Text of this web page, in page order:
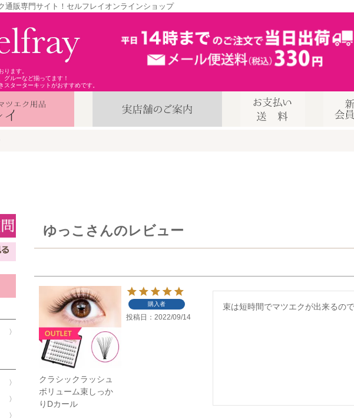
通販専門サイト！セルフレイオンラインショップ
ります。
グルーなど揃ってます！
ターターキットがおすすめです。
ゆっこさんのレビュー
クラシックラッシュ
ボリューム束しっか
りDカール
購入者
投稿日 2022/09/14
束は短時間でマツエクが出来るの